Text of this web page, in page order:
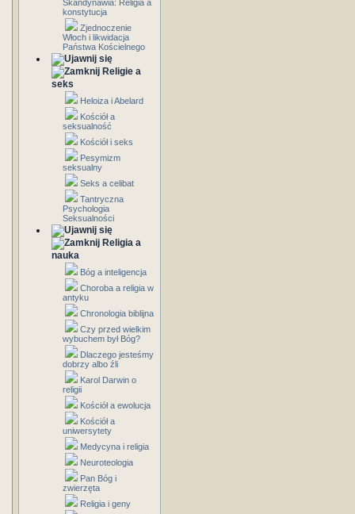
Skandynawia: Religia a
konstytucja
Zjednoczenie
Włoch i likwidacja
Państwa Kościelnego
Religie a
seks
Heloiza i Abelard
Kościół a
seksualność
Kościół i seks
Pesymizm
seksualny
Seks a celibat
Tantryczna
Psychologia
Seksualności
Religia a
nauka
Bóg a inteligencja
Choroba a religia w
antyku
Chronologia biblijna
Czy przed wielkim
wybuchem był Bóg?
Dlaczego jesteśmy
dobrzy albo źli
Karol Darwin o
religii
Kościół a ewolucja
Kościół a
uniwersytety
Medycyna i religia
Neuroteologia
Pan Bóg i
zwierzęta
Religia i geny